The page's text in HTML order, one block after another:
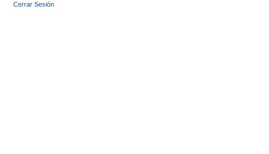
Cerrar Sesión